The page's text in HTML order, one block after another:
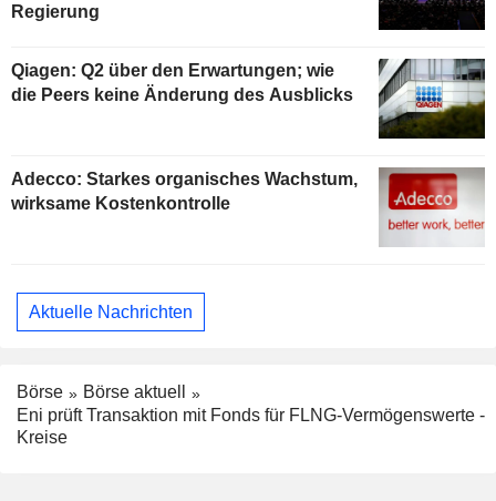
Regierung
Qiagen: Q2 über den Erwartungen; wie
die Peers keine Änderung des Ausblicks
Adecco: Starkes organisches Wachstum,
wirksame Kostenkontrolle
Aktuelle Nachrichten
Börse
Börse aktuell
Eni prüft Transaktion mit Fonds für FLNG-Vermögenswerte -
Kreise